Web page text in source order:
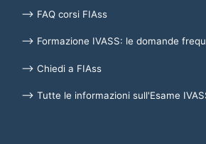
⟶ FAQ corsi FIAss
⟶ Formazione IVASS: le domande
⟶ Chiedi a FIAss
⟶ Tutte le informazioni sull'Esame